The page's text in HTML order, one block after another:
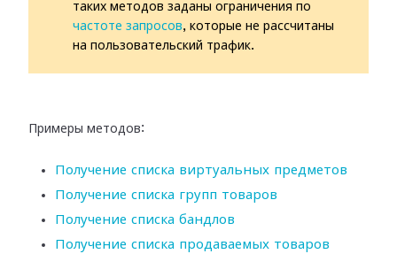
таких методов заданы ограничения по
частоте запросов, которые не рассчитаны
на пользовательский трафик.
Примеры методов:
Получение списка виртуальных предметов
Получение списка групп товаров
Получение списка бандлов
Получение списка продаваемых товаров